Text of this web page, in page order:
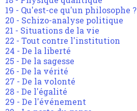
19 - Qu'est-ce qu'un philosophe ?
20 - Schizo-analyse politique
21 - Situations de la vie
22 - Tout contre l'institution
24 - De la liberté
25 - De la sagesse
26 - De la vérité
27 - De la volonté
28 - De l'égalité
29 - De l'événement